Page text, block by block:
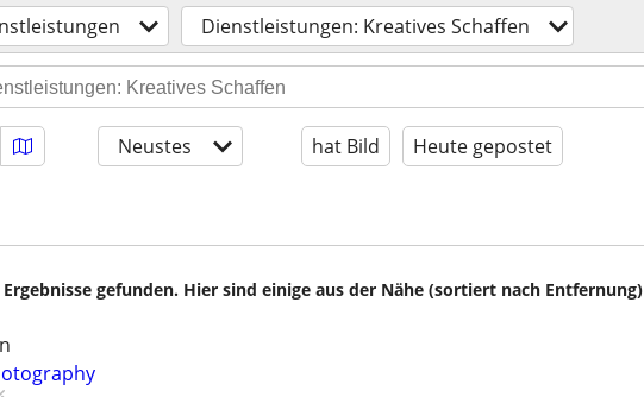
Dienstleistungen: Kreatives Schaffen
Neustes hat Bild Heute gepostet
gefunden. Hier sind einige aus der Nähe (sortiert nach Entfernung)